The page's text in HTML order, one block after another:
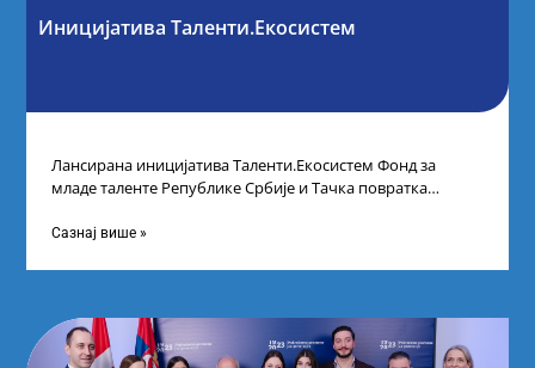
Иницијатива Таленти.Екосистем
Лансирана иницијатива Таленти.Екосистем Фонд за
младе таленте Републике Србије и Тачка повратка
догађају су се
Сазнај више »